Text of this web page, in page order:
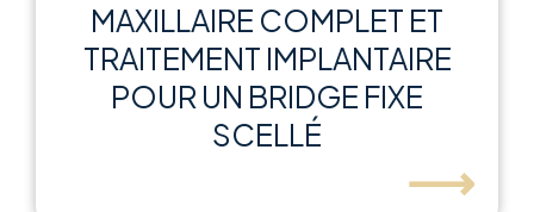
MAXILLAIRE COMPLET ET
TRAITEMENT IMPLANTAIRE
POUR UN BRIDGE FIXE
SCELLÉ
⟶